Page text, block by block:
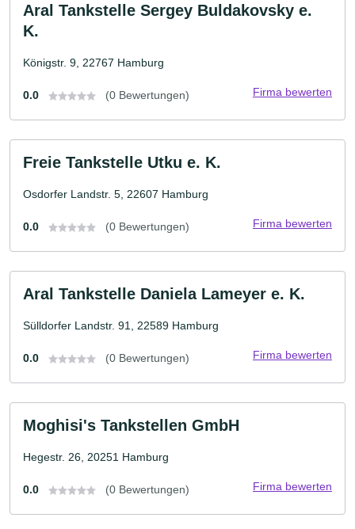
Aral Tankstelle Sergey Buldakovsky e.
K.
Königstr. 9, 22767 Hamburg
0.0 (0 Bewertungen) Firma bewerten
Freie Tankstelle Utku e. K.
Osdorfer Landstr. 5, 22607 Hamburg
0.0 (0 Bewertungen) Firma bewerten
Aral Tankstelle Daniela Lameyer e. K.
Sülldorfer Landstr. 91, 22589 Hamburg
0.0 (0 Bewertungen) Firma bewerten
Moghisi's Tankstellen GmbH
Hegestr. 26, 20251 Hamburg
0.0 (0 Bewertungen) Firma bewerten